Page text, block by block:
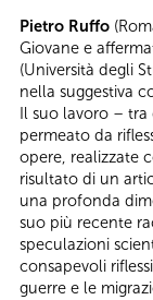
Pietro Ruffo
Giovane e
(Università degli
nella suggestiva
Il suo lavoro – tra
permeato da
opere, realizzate
risultato di un
una profonda
suo più recente
speculazioni
consapevoli
guerre e le